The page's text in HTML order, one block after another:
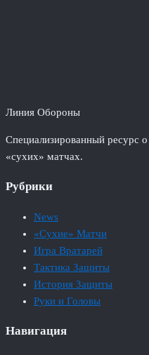
Линия Обороны
Специализированный ресурс
«сухих» матчах.
Рубрики
News
«Сухие» Матчи
Игра Вратарей
Тактика Защиты
История Защиты
Руки и Головы
Навигация